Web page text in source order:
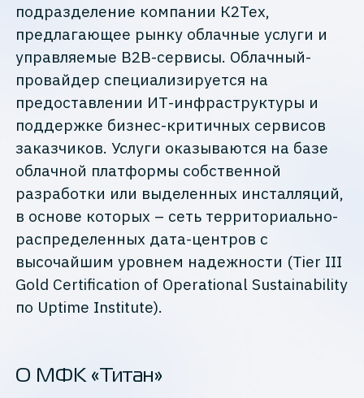
подразделение компании К2Тех,
предлагающее рынку облачные услуги и
управляемые В2В-сервисы. Облачный-
провайдер специализируется на
предоставлении ИТ-инфраструктуры и
поддержке бизнес-критичных сервисов
заказчиков. Услуги оказываются на базе
облачной платформы собственной
разработки или выделенных инсталляций,
в основе которых – сеть территориально-
распределенных дата-центров с
высочайшим уровнем надежности (Tier III
Gold Certification of Operational Sustainability
по Uptime Institute).
О МФК «Титан»